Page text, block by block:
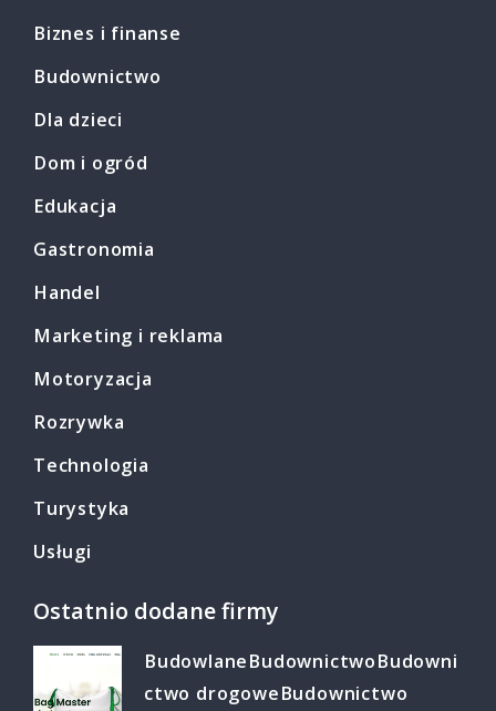
Biznes i finanse
Budownictwo
Dla dzieci
Dom i ogród
Edukacja
Gastronomia
Handel
Marketing i reklama
Motoryzacja
Rozrywka
Technologia
Turystyka
Usługi
Ostatnio dodane firmy
BudowlaneBudownictwoBudowni
ctwo drogoweBudownictwo